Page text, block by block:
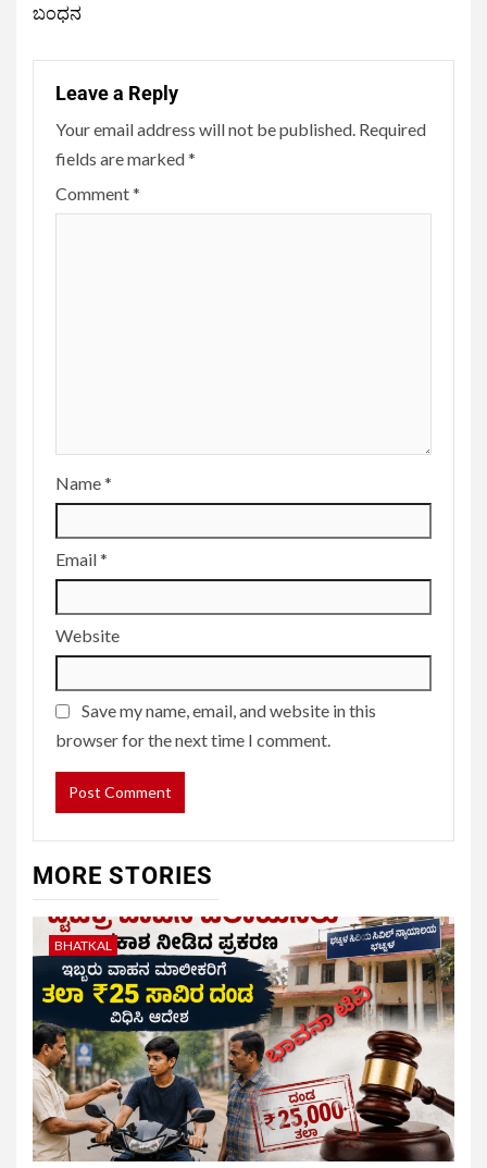
ಬಂಧನ
Leave a Reply
Your email address will not be published. Required
fields are marked*
Comment*
Name*
Email*
Website
Save my name, email, and website in this
browser for the next time I comment.
MORE STORIES
BHATKAL